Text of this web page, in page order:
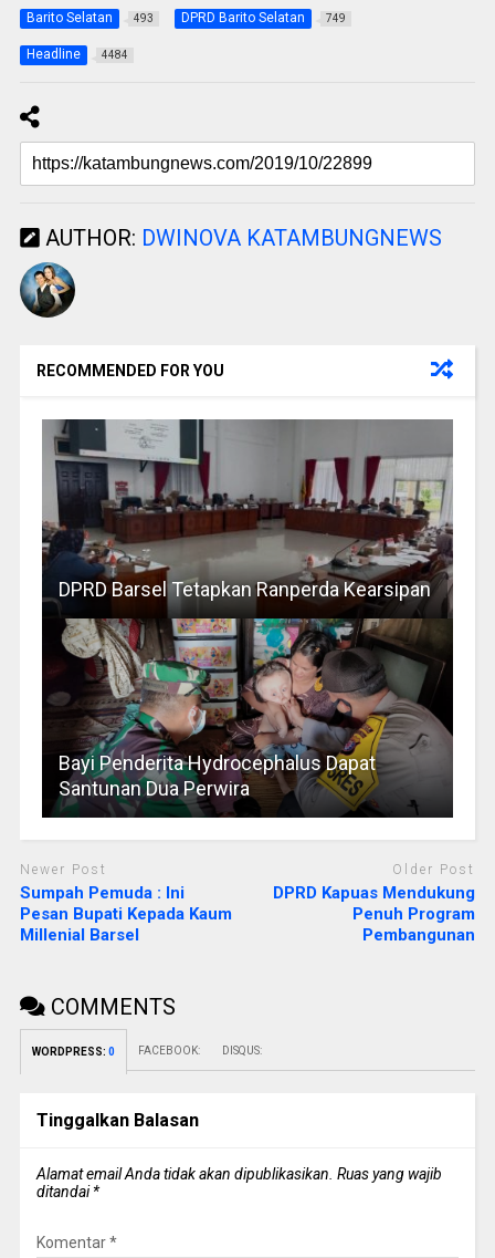
Barito Selatan 493 DPRD Barito Selatan 749
Headline 4484
AUTHOR: DWINOVA KATAMBUNGNEWS
RECOMMENDED FOR YOU
DPRD Barsel Tetapkan Ranperda Kearsipan
Bayi Penderita Hydrocephalus Dapat
Santunan Dua Perwira
Newer Post
Sumpah Pemuda : Ini
Pesan Bupati Kepada Kaum
Millenial Barsel
Older Post
DPRD Kapuas Mendukung
Penuh Program
Pembangunan
COMMENTS
WORDPRESS: 0 FACEBOOK: DISQUS:
Tinggalkan Balasan
Alamat email Anda tidak akan dipublikasikan. Ruas yang wajib
ditandai*
Komentar*